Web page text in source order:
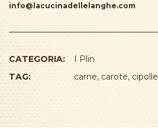
info@lacucinadellelanghe.com
CATEGORIA:
I Plin
TAG:
carne, carote, cipolle